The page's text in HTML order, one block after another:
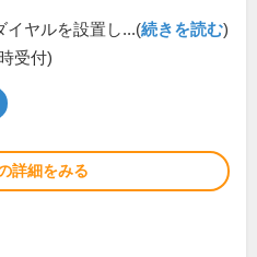
イヤルを設置し...(続きを読む)
受付)
詳細をみる